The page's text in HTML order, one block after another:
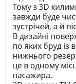
Тому з 3D
завжди буде
зустрічей, а й
В дизайні
по яких бруд із
нижнього
це в одному
пасажира.